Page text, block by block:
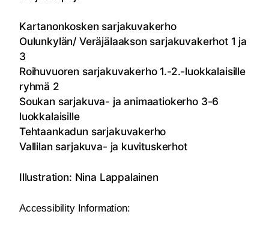
Kartanonkosken sarjakuvakerho
Oulunkylän/ Veräjälaakson sarjakuvakerhot 1 ja
3
Roihuvuoren sarjakuvakerho 1.-2.-luokkalaisille
ryhmä 2
Soukan sarjakuva- ja animaatiokerho 3-6
luokkalaisille
Tehtaankadun sarjakuvakerho
Vallilan sarjakuva- ja kuvituskerhot
Illustration: Nina Lappalainen
Accessibility Information: